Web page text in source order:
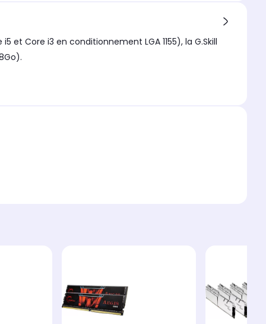
Core i3 en conditionnement LGA 1155), la G.Skill